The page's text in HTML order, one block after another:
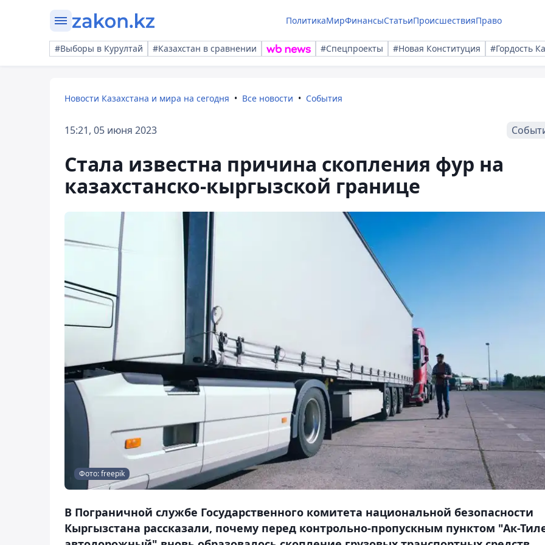
ПолитикаМирФинансыСтатьиПроисшествияПраво
#Выборы в Курултай #Казахстан в сравнении #Спецпроекты #Новая Конституция #Гордость
Новости Казахстана и мира на сегодня Все новости События
15:21, 05 июня 2023
Стала известна причина скопления фур на
казахстанско-кыргызской границе
Фото: freepik
В Пограничной службе Государственного комитета национальной безопасности
Кыргызстана рассказали, почему перед контрольно-пропускным пунктом "Ак-